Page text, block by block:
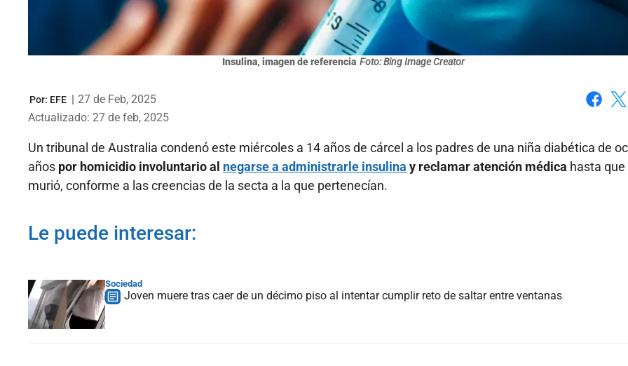
Insulina, imagen de referencia Foto: Bing Image Creator
Por: EFE | 27 de Feb, 2025
Actualizado: 27 de feb, 2025
Un tribunal de Australia condenó este miércoles a 14 años de cárcel a los padres de una niña diabética de
años por homicidio involuntario al negarse a administrarle insulina y reclamar atención médica hasta que
murió, conforme a las creencias de la secta a la que pertenecían.
Le puede interesar:
Sociedad
Joven muere tras caer de un décimo piso al intentar cumplir reto de saltar entre ventanas